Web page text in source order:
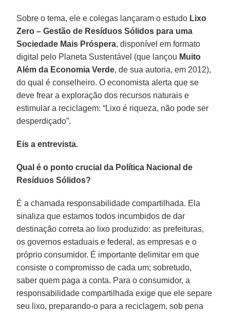
Sobre o tema, ele e colegas lançaram o estudo Lixo
Zero – Gestão de Resíduos Sólidos para uma
Sociedade Mais Próspera, disponível em formato
digital pelo Planeta Sustentável (que lançou Muito
Além da Economia Verde, de sua autoria, em 2012),
do qual é conselheiro. O economista alerta que se
deve frear a exploração dos recursos naturais e
estimular a reciclagem: “Lixo é riqueza, não pode ser
desperdiçado”.
Eis a entrevista.
Qual é o ponto crucial da Política Nacional de
Resíduos Sólidos?
É a chamada responsabilidade compartilhada. Ela
sinaliza que estamos todos incumbidos de dar
destinação correta ao lixo produzido: as prefeituras,
os governos estaduais e federal, as empresas e o
próprio consumidor. É importante delimitar em que
consiste o compromisso de cada um; sobretudo,
saber quem paga a conta. Para o consumidor, a
responsabilidade compartilhada exige que ele separe
seu lixo, preparando-o para a reciclagem, sob pena